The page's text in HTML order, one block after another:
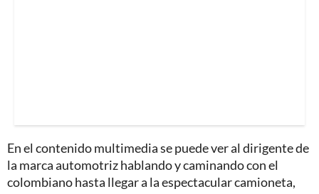
En el contenido multimedia se puede ver al dirigente de
la marca automotriz hablando y caminando con el
colombiano hasta llegar a la espectacular camioneta,